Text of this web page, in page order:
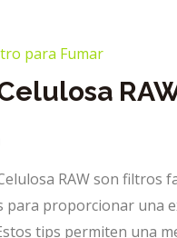
para Fumar
RAW son filtros
para proporcionar una
tips permiten una